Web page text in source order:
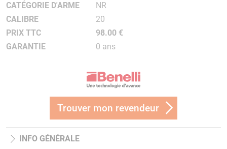
CATÉGORIE D'ARME
NR
CALIBRE
20
PRIX TTC
98.00 €
GARANTIE
0 ans
Trouver mon revendeur
INFO GÉNÉRALE